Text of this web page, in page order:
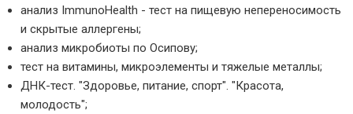
анализ ImmunoHealth - тест на пищевую непереносимость
и скрытые аллергены;
анализ микробиоты по Осипову;
тест на витамины, микроэлементы и тяжелые металлы;
ДНК-тест. "Здоровье, питание, спорт". "Красота,
молодость";